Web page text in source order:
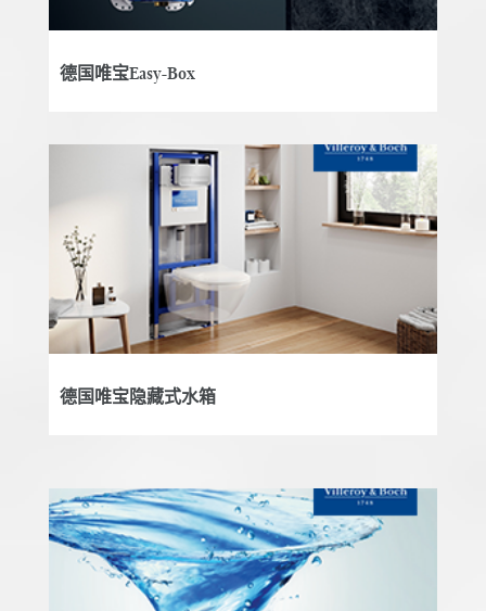
德国唯宝Easy-Box
德国唯宝隐藏式水箱